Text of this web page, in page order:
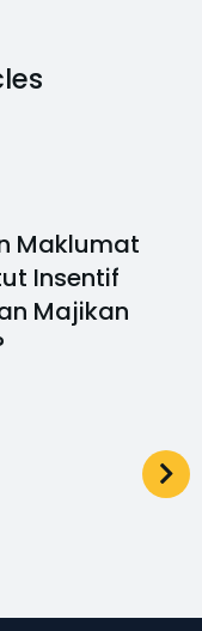
Maklumat
Insentif
Majikan